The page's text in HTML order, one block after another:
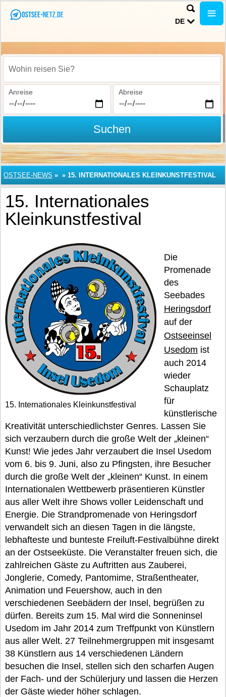
DE
Wohin reisen Sie?
Anreise Abreise
Suchen
OSTSEE-NEWS » » 15. INTERNATIONALES KLEINKUNSTFESTIVAL
15. Internationales
Kleinkunstfestival
15. Internationales Kleinkunstfestival
Die
Promenade
des
Seebades
Heringsdorf
auf der
Ostseeinsel
Usedom ist
auch 2014
wieder
Schauplatz
für
künstlerische
Kreativität unterschiedlichster Genres. Lassen Sie
sich verzaubern durch die große Welt der „kleinen“
Kunst! Wie jedes Jahr verzaubert die Insel Usedom
vom 6. bis 9. Juni, also zu Pfingsten, ihre Besucher
durch die große Welt der „kleinen“ Kunst. In einem
Internationalen Wettbewerb präsentieren Künstler
aus aller Welt ihre Shows voller Leidenschaft und
Energie. Die Strandpromenade von Heringsdorf
verwandelt sich an diesen Tagen in die längste,
lebhafteste und bunteste Freiluft-Festivalbühne direkt
an der Ostseeküste. Die Veranstalter freuen sich, die
zahlreichen Gäste zu Auftritten aus Zauberei,
Jonglerie, Comedy, Pantomime, Straßentheater,
Animation und Feuershow, auch in den
verschiedenen Seebädern der Insel, begrüßen zu
dürfen. Bereits zum 15. Mal wird die Sonneninsel
Usedom im Jahr 2014 zum Treffpunkt von Künstlern
aus aller Welt. 27 Teilnehmergruppen mit insgesamt
38 Künstlern aus 14 verschiedenen Ländern
besuchen die Insel, stellen sich den scharfen Augen
der Fach- und der Schülerjury und lassen die Herzen
der Gäste wieder höher schlagen.